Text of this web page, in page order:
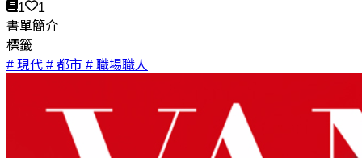
1
1
書單簡介
標籤
# 現代 # 都市 # 職場職人